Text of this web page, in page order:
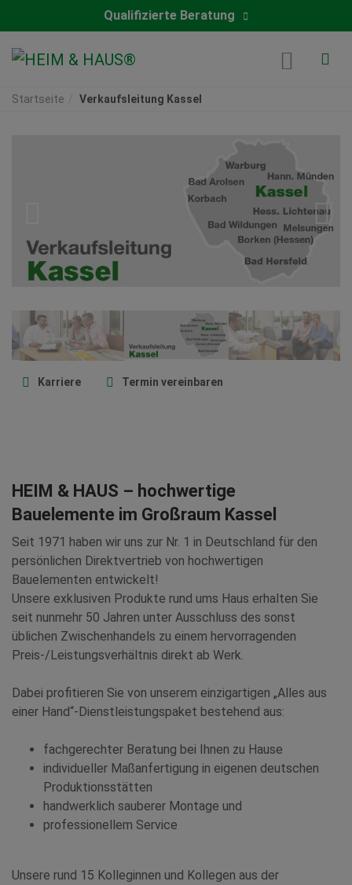
Qualifizierte Beratung
Startseite Verkaufsleitung Kassel
Karriere Termin vereinbaren
HEIM & HAUS – hochwertige
Bauelemente im Großraum Kassel
Seit 1971 haben wir uns zur Nr. 1 in Deutschland für den
persönlichen Direktvertrieb von hochwertigen
Bauelementen entwickelt!
Unsere exklusiven Produkte rund ums Haus erhalten Sie
seit nunmehr 50 Jahren unter Ausschluss des sonst
üblichen Zwischenhandels zu einem hervorragenden
Preis-/Leistungsverhältnis direkt ab Werk.
Dabei profitieren Sie von unserem einzigartigen „Alles aus
einer Hand“-Dienstleistungspaket bestehend aus:
fachgerechter Beratung bei Ihnen zu Hause
individueller Maßanfertigung in eigenen deutschen
Produktionsstätten
handwerklich sauberer Montage und
professionellem Service
Unsere rund 15 Kolleginnen und Kollegen aus der